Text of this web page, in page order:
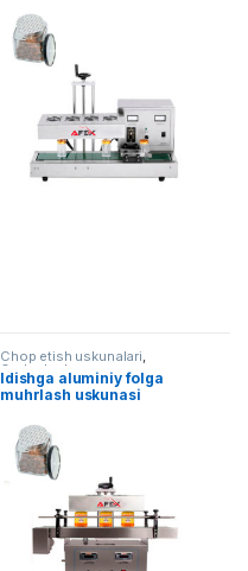
Chop etish uskunalari,
Qadoqlash
Idishga aluminiy folga
muhrlash uskunasi